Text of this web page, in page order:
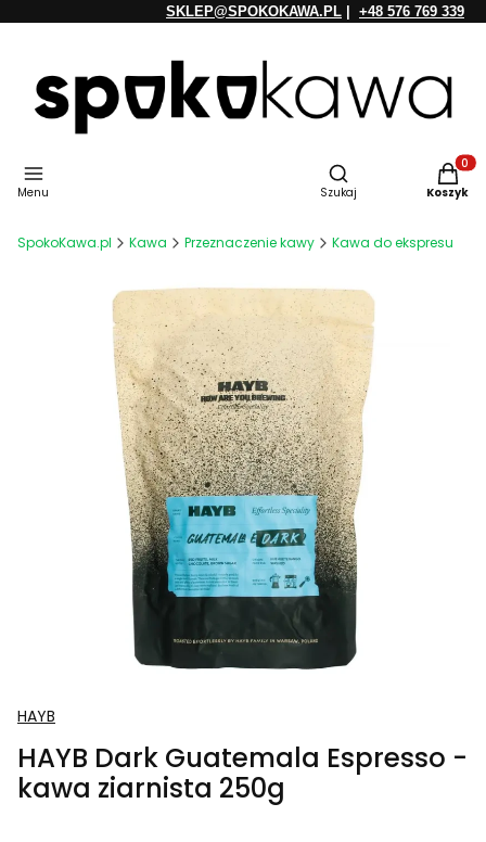
SKLEP@SPOKOKAWA.PL +48 576 769 339
Menu
Otwórz wyszukiwarkę
Szukaj Koszyk
SpokoKawa.pl Kawa Przeznaczenie kawy Kawa do ekspresu
HAYB
HAYB Dark Guatemala Espresso -
kawa ziarnista 250g